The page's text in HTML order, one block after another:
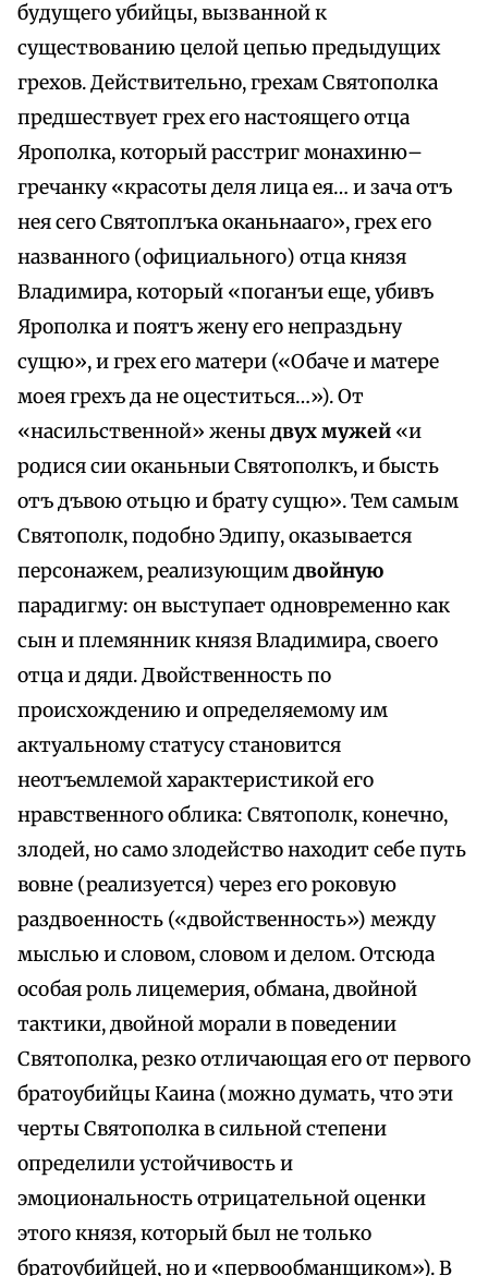
будущего убийцы, вызванной к
существованию целой цепью предыдущих
грехов. Действительно, грехам Святополка
предшествует грех его настоящего отца
Ярополка, который расстриг монахиню–
гречанку «красоты деля лица ея… и зача отъ
нея сего Святоплъка оканьнааго», грех его
названного (официального) отца князя
Владимира, который «поганъи еще, убивъ
Ярополка и поятъ жену его непраздьну
сущю», и грех его матери («Обаче и матере
моея грехъ да не оцeститься…»). От
«насильственной» женыдвух мужей «и
родися сии оканьныи Святополкъ, и бысть
отъ дъвою отьцю и брату сущю». Тем самым
Святополк, подобно Эдипу, оказывается
персонажем, реализующимдвойную
парадигму: он выступает одновременно как
сын и племянник князя Владимира, своего
отца и дяди. Двойственность по
происхождению и определяемому им
актуальному статусу становится
неотъемлемой характеристикой его
нравственного облика: Святополк, конечно,
злодей, но само злодейство находит себе путь
вовне (реализуется) через его роковую
раздвоенность («двойственность») между
мыслью и словом, словом и делом. Отсюда
особая роль лицемерия, обмана, двойной
тактики, двойной морали в поведении
Святополка, резко отличающая его от первого
братоубийцы Каина (можно думать, что эти
черты Святополка в сильной степени
определили устойчивость и
эмоциональность отрицательной оценки
этого князя, который был не только
братоубийцей, но и «первообманщиком»). В